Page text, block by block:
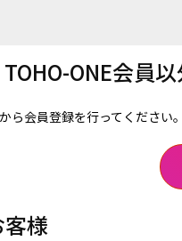
ONE会員
会員登録を行ってください。
様